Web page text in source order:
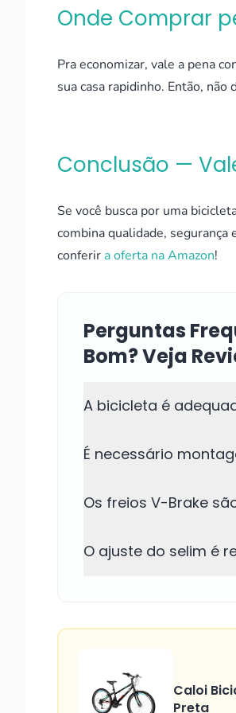
Onde Comprar
Pra economizar, vale a pena
sua casa rapidinho. Então, não
Conclusão —
Se você busca por uma
combina qualidade, segurança
conferir a oferta na Amazon!
Perguntas
Bom? Veja
A bicicleta é
É necessário
Os freios V-Brake
O ajuste do selim é
Caloi
Preta